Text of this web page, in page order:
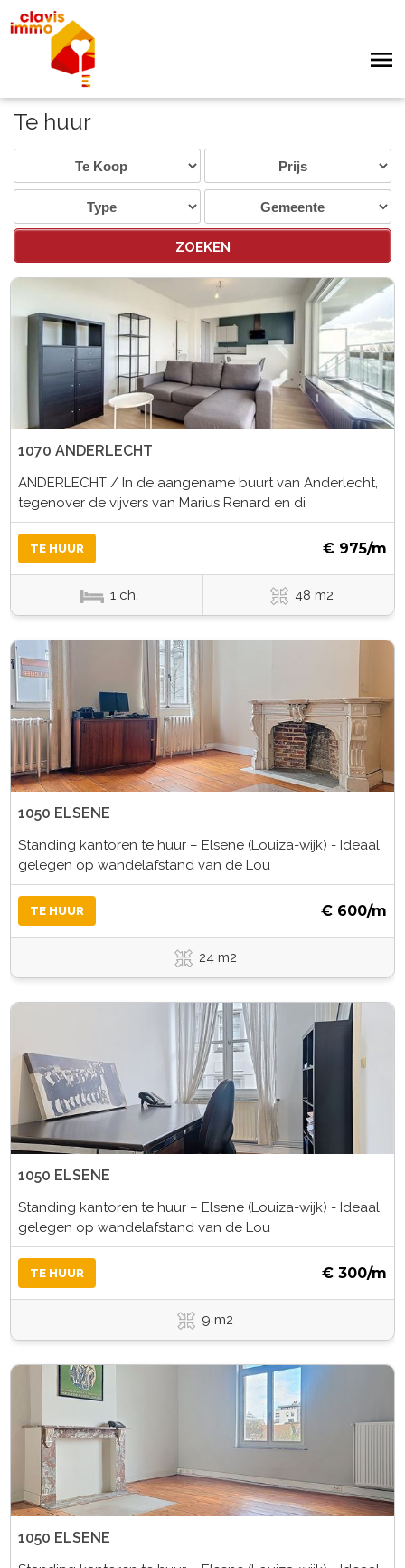
Te huur
1070 ANDERLECHT
ANDERLECHT / In de aangename buurt van Anderlecht,
tegenover de vijvers van Marius Renard en di
TE HUUR € 975/m
1 ch. 48 m2
1050 ELSENE
Standing kantoren te huur – Elsene (Louiza-wijk) - Ideaal
gelegen op wandelafstand van de Lou
TE HUUR € 600/m
24 m2
1050 ELSENE
Standing kantoren te huur – Elsene (Louiza-wijk) - Ideaal
gelegen op wandelafstand van de Lou
TE HUUR € 300/m
9 m2
1050 ELSENE